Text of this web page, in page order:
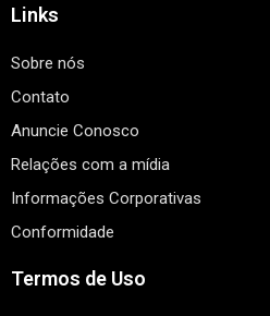
Links
Sobre nós
Contato
Anuncie Conosco
Relações com a mídia
Informações Corporativas
Conformidade
Termos de Uso